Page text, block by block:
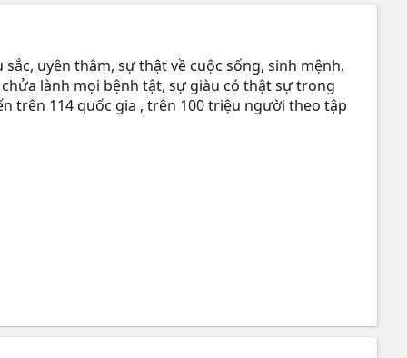
uyên thâm, sự thật về cuộc sống, sinh mệnh,
lành mọi bệnh tật, sự giàu có thật sự trong
trên 114 quốc gia , trên 100 triệu người theo tập